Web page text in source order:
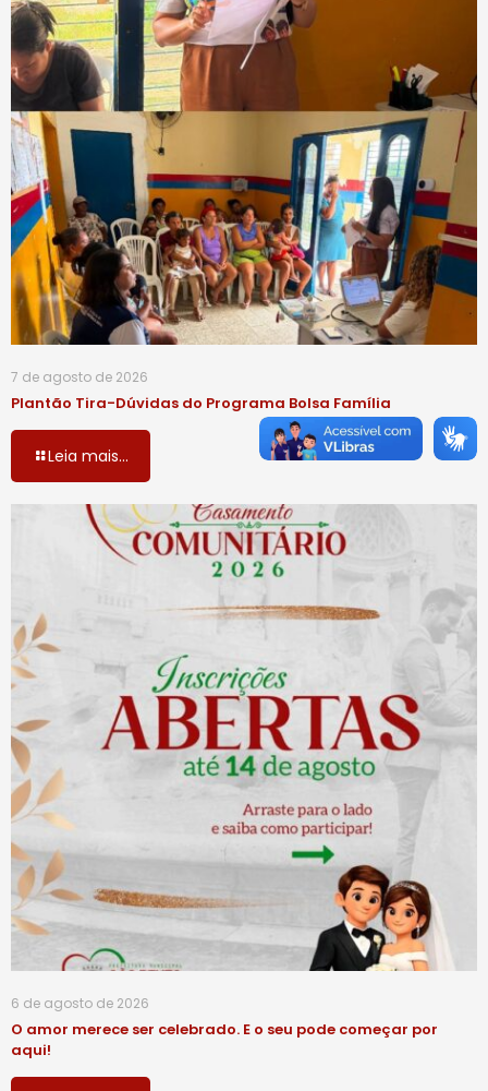
7 de agosto de 2026
Plantão Tira-Dúvidas do Programa Bolsa Família
Leia mais...
6 de agosto de 2026
O amor merece ser celebrado. E o seu pode começar por
aqui!